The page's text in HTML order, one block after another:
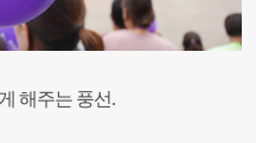
해주는 풍선.